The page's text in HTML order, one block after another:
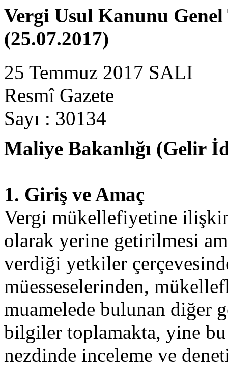
Vergi Usul Kanunu Genel
(25.07.2017)
25 Temmuz 2017 SALI
Resmî Gazete
Sayı : 30134
Maliye Bakanlığı (Gelir
1. Giriş ve Amaç
Vergi mükellefiyetine
olarak yerine getirilmesi
verdiği yetkiler
müesseselerinden,
muamelede bulunan diğer
bilgiler toplamakta, yine
nezdinde inceleme ve